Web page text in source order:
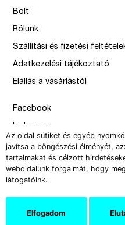
Az oldal sütiket és egyéb
javítsa a böngészési élményét,
tartalmakat és célzott
weboldalunk forgalmát, hogy
látogatóink.
Elfogadom
Bolt
Rólunk
Szállítási és fizetési
Adatkezelési tájékoztató
Elállás a vásárlástól
Facebook
Instagram
Issue
–
design by Solymosi Mór,
webbyzolka